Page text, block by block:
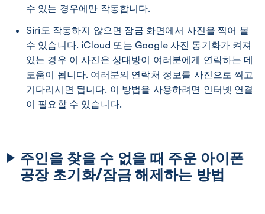
수 있는 경우에만 작동합니다.
Siri도 작동하지 않으면 잠금 화면에서 사진을 찍어 볼
수 있습니다. iCloud 또는 Google 사진 동기화가 켜져
있는 경우 이 사진은 상대방이 여러분에게 연락하는 데
도움이 됩니다. 여러분의 연락처 정보를 사진으로 찍고
기다리시면 됩니다. 이 방법을 사용하려면 인터넷 연결
이 필요할 수 있습니다.
주인을 찾을 수 없을 때 주운 아이폰
공장 초기화/잠금 해제하는 방법